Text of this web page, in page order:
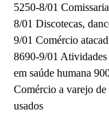
5250-8/01
8/01 Discotecas,
9/01 Comércio
8690-9/01 Atividades
em saúde humana
Comércio a varejo
usados